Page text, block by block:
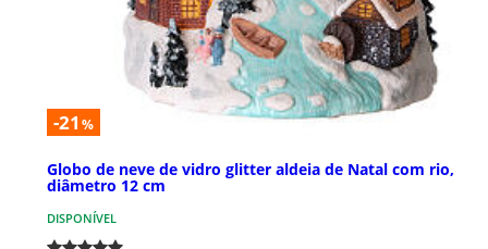
-21 %
Globo de neve de vidro glitter aldeia de Natal com rio,
diâmetro 12 cm
DISPONÍVEL